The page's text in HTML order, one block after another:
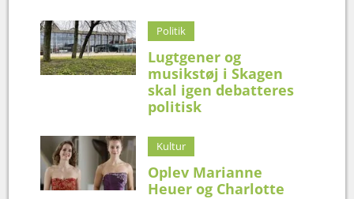
Politik
Lugtgener og
musikstøj i Skagen
skal igen debatteres
politisk
Kultur
Oplev Marianne
Heuer og Charlotte